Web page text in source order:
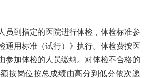
员到指定的医院进行体检，体检标准参
通用标准（试行）》执行。体检费按医
参加体检的人员缴纳。对体检不合格的
按岗位按总成绩由高分到低分依次递